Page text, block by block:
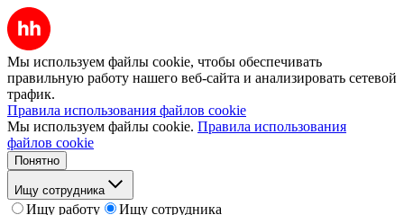
Мы используем файлы cookie, чтобы обеспечивать
правильную работу нашего веб-сайта и анализировать сетевой
трафик.
Правила использования файлов cookie
Мы используем файлы cookie. Правила использования
файлов cookie
Понятно
Ищу сотрудника
Ищу работу
Ищу сотрудника